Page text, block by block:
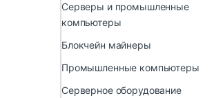
Серверы и промышленные
компьютеры
Блокчейн майнеры
Промышленные компьютеры
Серверное оборудование